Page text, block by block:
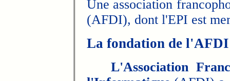
Une association
(AFDI), dont l'EPI est
La fondation de l'AFDI
L'Association